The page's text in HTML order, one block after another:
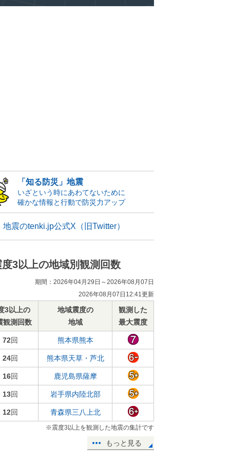
「知る防災」地震
いざという時にあわてないために
確かな情報と行動で防災力アップ
地震のtenki.jp公式X（旧Twitter）
度3以上の地域別観測回数
期間：2026年04月29日～2026年08月07日
2026年08月07日12:41更新
3以上の
観測回数
地域震度の
地域
観測した
最大震度
72回 熊本県熊本
24回 熊本県天草・芦北
16回 鹿児島県薩摩
13回 岩手県内陸北部
12回 青森県三八上北
※震度3以上を観測した地震の集計です
もっと見る